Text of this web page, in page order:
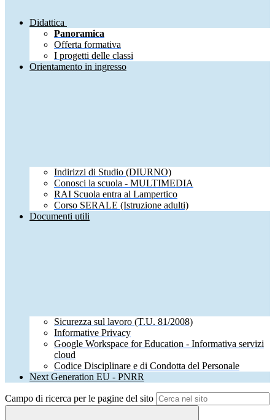
Didattica
Panoramica
Offerta formativa
I progetti delle classi
Orientamento in ingresso
Indirizzi di Studio (DIURNO)
Conosci la scuola - MULTIMEDIA
RAI Scuola entra al Lampertico
Corso SERALE (Istruzione adulti)
Documenti utili
Sicurezza sul lavoro (T.U. 81/2008)
Informative Privacy
Google Workspace for Education - Informativa servizi
cloud
Codice Disciplinare e di Condotta del Personale
Next Generation EU - PNRR
Campo di ricerca per le pagine del sito